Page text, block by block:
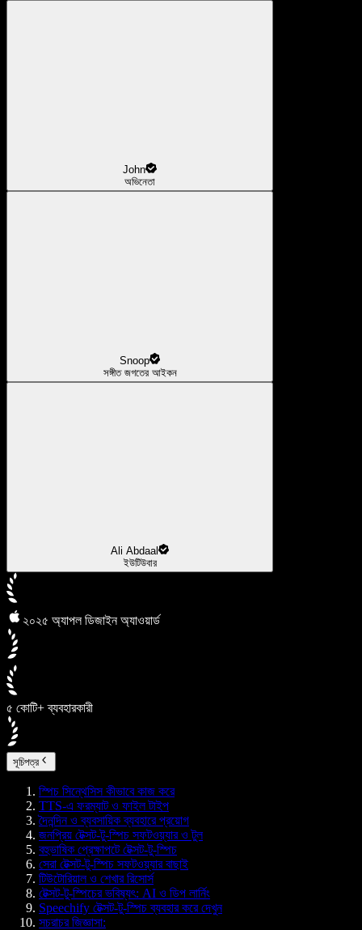
John
অভিনেতা
Snoop
সঙ্গীত জগতের আইকন
Ali Abdaal
ইউটিউবার
২০২৫ অ্যাপল ডিজাইন অ্যাওয়ার্ড
৫ কোটি+ ব্যবহারকারী
সূচিপত্র
স্পিচ সিন্থেসিস কীভাবে কাজ করে
TTS-এ ফরম্যাট ও ফাইল টাইপ
দৈনন্দিন ও ব্যবসায়িক ব্যবহারে প্রয়োগ
জনপ্রিয় টেক্সট-টু-স্পিচ সফটওয়্যার ও টুল
বহুভাষিক প্রেক্ষাপটে টেক্সট-টু-স্পিচ
সেরা টেক্সট-টু-স্পিচ সফটওয়্যার বাছাই
টিউটোরিয়াল ও শেখার রিসোর্স
টেক্সট-টু-স্পিচের ভবিষ্যৎ: AI ও ডিপ লার্নিং
Speechify টেক্সট-টু-স্পিচ ব্যবহার করে দেখুন
সচরাচর জিজ্ঞাসা: